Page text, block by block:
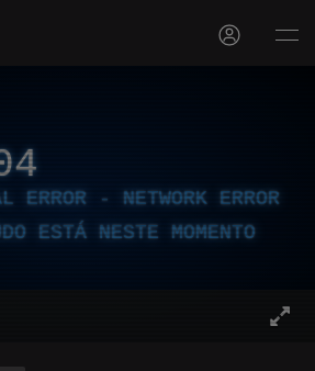
ERROR - NETWORK ERROR
ESTÁ NESTE MOMENTO